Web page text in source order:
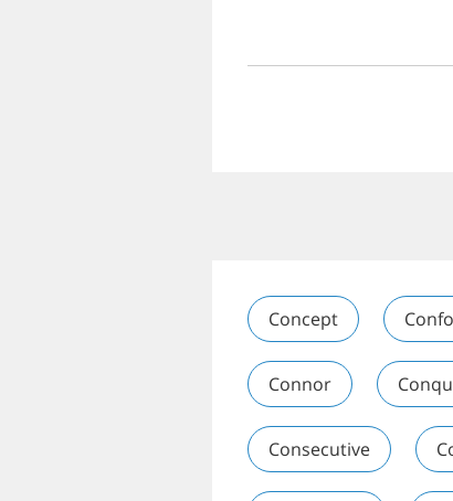
Concept
Connor
Consecutive